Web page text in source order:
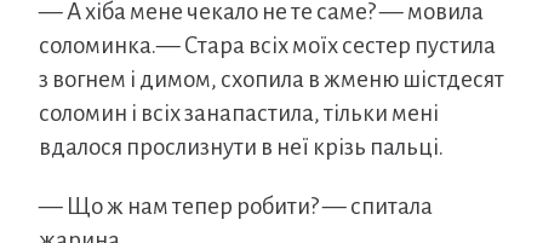
— А хіба мене чекало не те саме? — мовила
соломинка.— Стара всіх моїх сестер пустила
з вогнем і димом, схопила в жменю шістдесят
соломин і всіх занапастила, тільки мені
вдалося прослизнути в неї крізь пальці.
— Що ж нам тепер робити? — спитала